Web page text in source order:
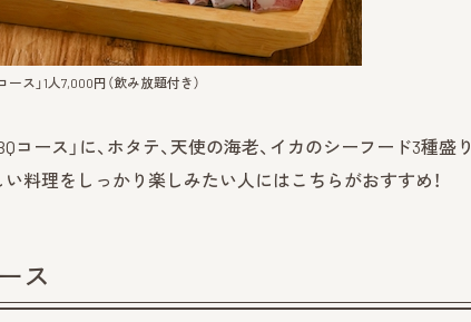
ス」1人7,000円（飲み放題付き）
コース」に、ホタテ、天使の海老、イカのシーフード3種盛り
料理をしっかり楽しみたい人にはこちらがおすすめ！
ス